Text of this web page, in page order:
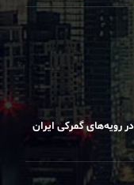
رویه‌های گمرکی ایران